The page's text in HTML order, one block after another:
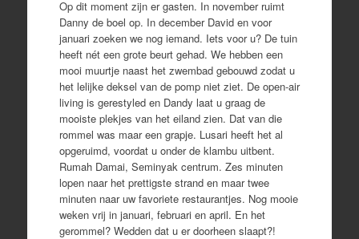
Op dit moment zijn er gasten. In november ruimt
Danny de boel op. In december David en voor
januari zoeken we nog iemand. Iets voor u? De tuin
heeft nét een grote beurt gehad. We hebben een
mooi muurtje naast het zwembad gebouwd zodat u
het lelijke deksel van de pomp niet ziet. De open-air
living is gerestyled en Dandy laat u graag de
mooiste plekjes van het eiland zien. Dat van die
rommel was maar een grapje. Lusari heeft het al
opgeruimd, voordat u onder de klambu uitbent.
Rumah Damai, Seminyak centrum. Zes minuten
lopen naar het prettigste strand en maar twee
minuten naar uw favoriete restaurantjes. Nog mooie
weken vrij in januari, februari en april. En het
gerommel? Wedden dat u er doorheen slaapt?!